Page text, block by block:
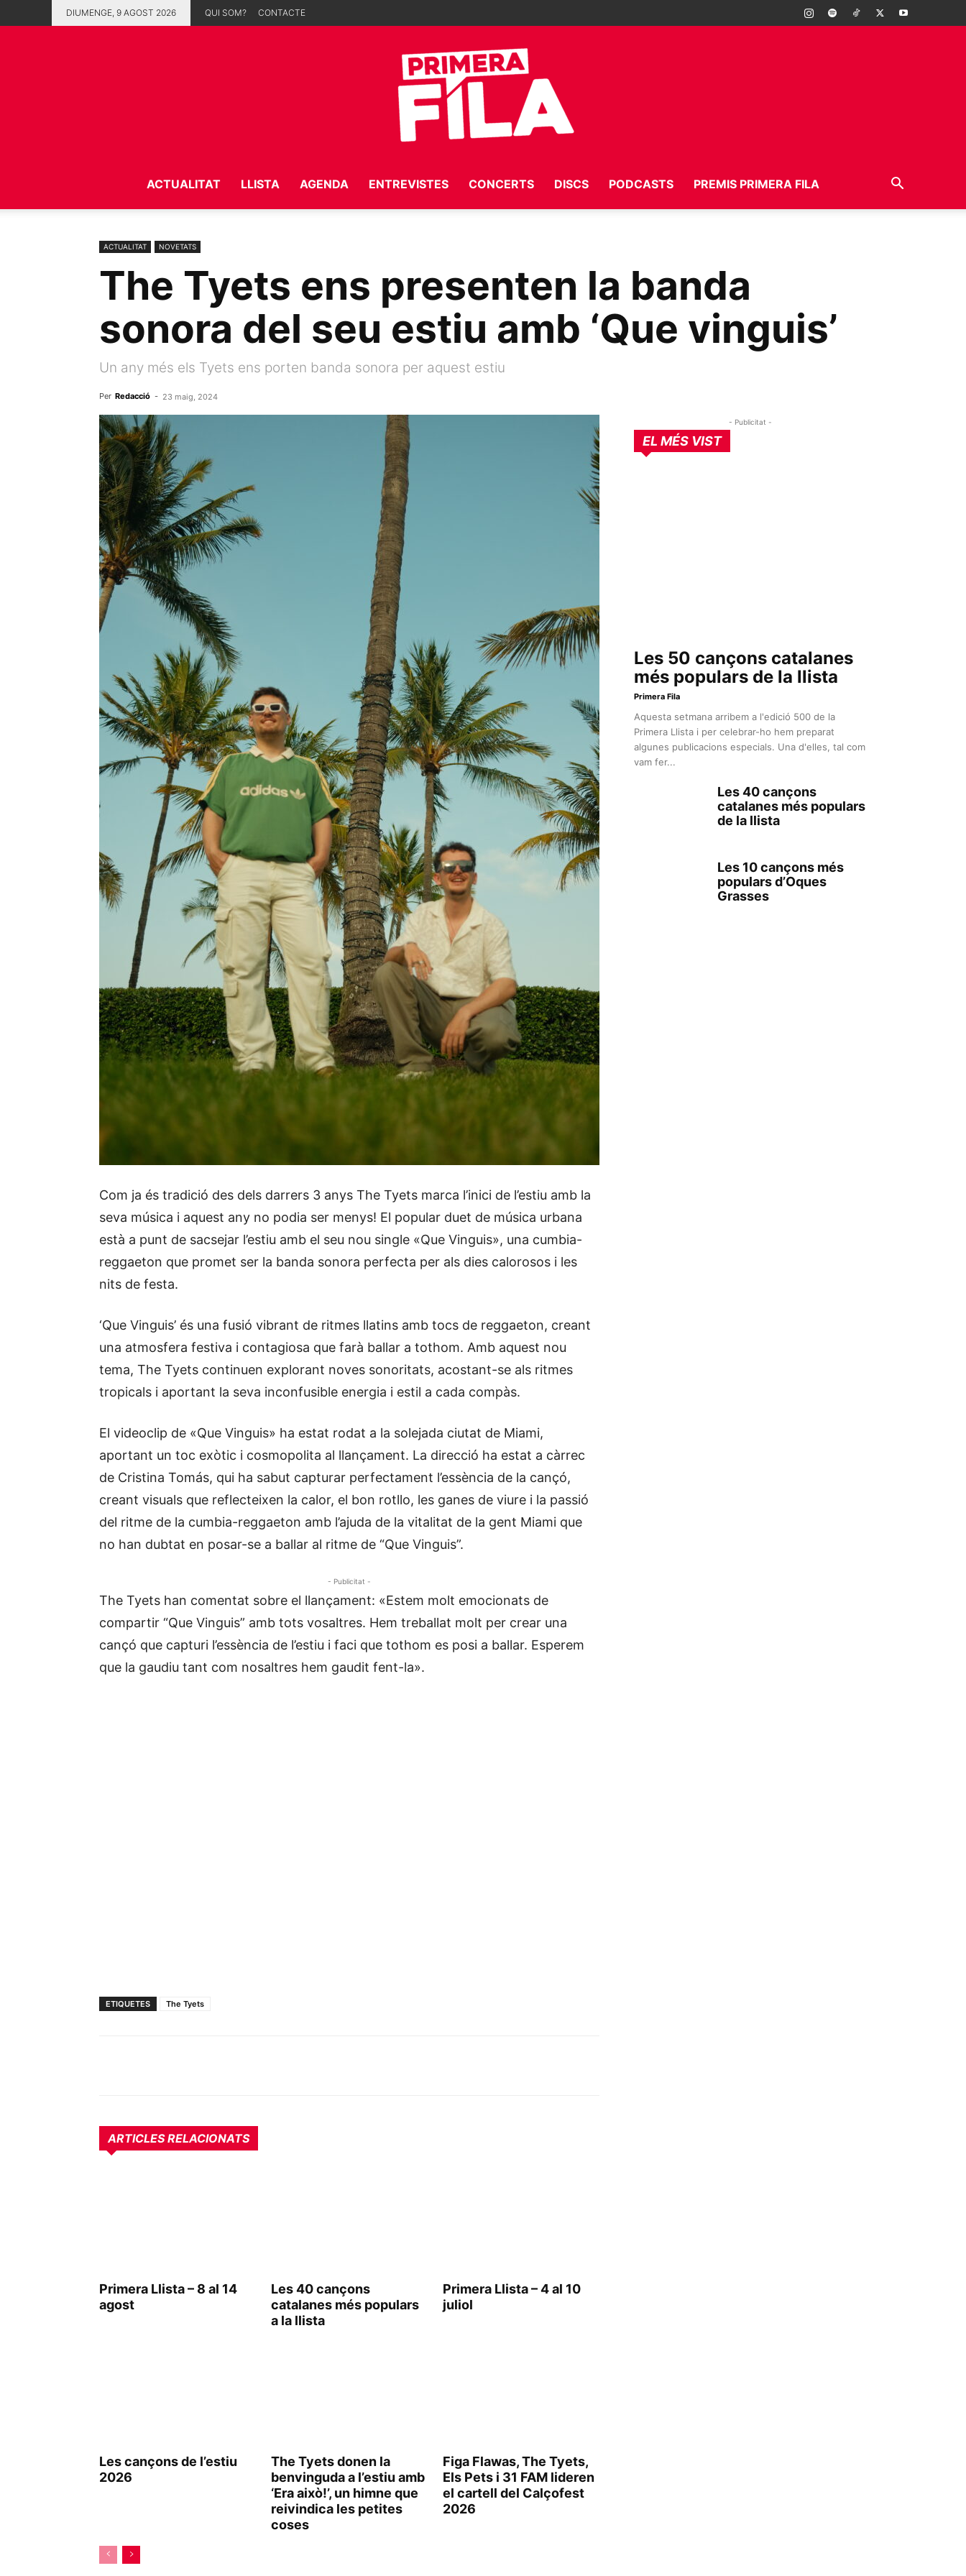
DIUMENGE, 9 AGOST 2026 QUI SOM? CONTACTE
Fila
ACTUALITAT LLISTA AGENDA ENTREVISTES CONCERTS DISCS PODCASTS PREMIS PRIMERA FILA
ACTUALITAT NOVETATS
The Tyets ens presenten la banda
sonora del seu estiu amb ‘Que vinguis’
Un any més els Tyets ens porten banda sonora per aquest estiu
Per Redacció - 23 maig, 2024
Com ja és tradició des dels darrers 3 anys The Tyets marca l’inici de l’estiu amb la
seva música i aquest any no podia ser menys! El popular duet de música urbana
està a punt de sacsejar l’estiu amb el seu nou single «Que Vinguis», una cumbia-
reggaeton que promet ser la banda sonora perfecta per als dies calorosos i les
nits de festa.
‘Que Vinguis’ és una fusió vibrant de ritmes llatins amb tocs de reggaeton, creant
una atmosfera festiva i contagiosa que farà ballar a tothom. Amb aquest nou
tema, The Tyets continuen explorant noves sonoritats, acostant-se als ritmes
tropicals i aportant la seva inconfusible energia i estil a cada compàs.
El videoclip de «Que Vinguis» ha estat rodat a la solejada ciutat de Miami,
aportant un toc exòtic i cosmopolita al llançament. La direcció ha estat a càrrec
de Cristina Tomás, qui ha sabut capturar perfectament l’essència de la cançó,
creant visuals que reflecteixen la calor, el bon rotllo, les ganes de viure i la passió
del ritme de la cumbia-reggaeton amb l’ajuda de la vitalitat de la gent Miami que
no han dubtat en posar-se a ballar al ritme de “Que Vinguis”.
- Publicitat -
The Tyets han comentat sobre el llançament: «Estem molt emocionats de
compartir “Que Vinguis” amb tots vosaltres. Hem treballat molt per crear una
cançó que capturi l’essència de l’estiu i faci que tothom es posi a ballar. Esperem
que la gaudiu tant com nosaltres hem gaudit fent-la».
ETIQUETES The Tyets
ARTICLES RELACIONATS
Primera Llista – 8 al 14
agost
Les 40 cançons
catalanes més populars
a la llista
Primera Llista – 4 al 10
juliol
Les cançons de l’estiu
2026
The Tyets donen la
benvinguda a l’estiu amb
‘Era això!’, un himne que
reivindica les petites
coses
Figa Flawas, The Tyets,
Els Pets i 31 FAM lideren
el cartell del Calçofest
2026
- Publicitat -
EL MÉS VIST
Les 50 cançons catalanes
més populars de la llista
Primera Fila
Aquesta setmana arribem a l'edició 500 de la
Primera Llista i per celebrar-ho hem preparat
algunes publicacions especials. Una d'elles, tal com
vam fer...
Les 40 cançons
catalanes més populars
de la llista
Les 10 cançons més
populars d’Oques
Grasses